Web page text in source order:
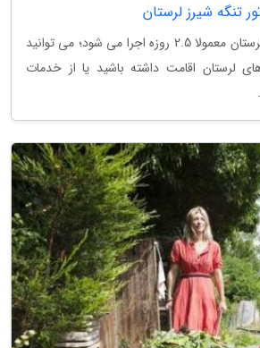
تنگه شیرز لرستان
تور دره شیرز در استان لرستان معمولا 2.5 روزه اجرا می شود؛ می توانید
لرستان اقامت داشته باشید یا از خدمات